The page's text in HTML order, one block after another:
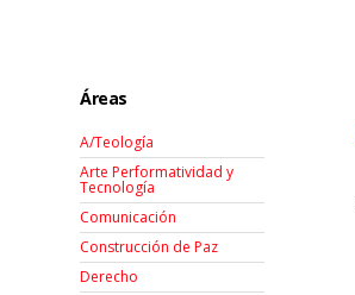
Áreas
A/Teología
Arte Performatividad y
Tecnología
Comunicación
Construcción de Paz
Derecho